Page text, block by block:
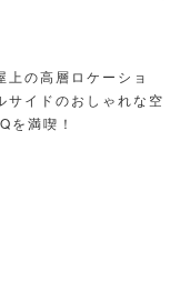
上の高層ロケーショ
サイドのおしゃれな空
を満喫！